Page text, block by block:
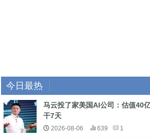
今日最热
马云投了家美国AI公司：估值40
干7天
2026-08-06 639 1